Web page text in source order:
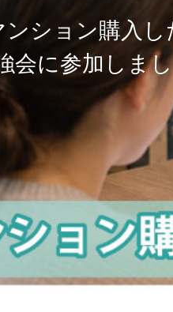
ンション購入
会に参加しま